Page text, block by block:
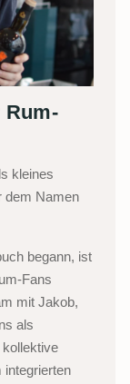
Rum-
kleines
dem Namen
begann, ist
Fans
mit Jakob,
als
kollektive
integrierten